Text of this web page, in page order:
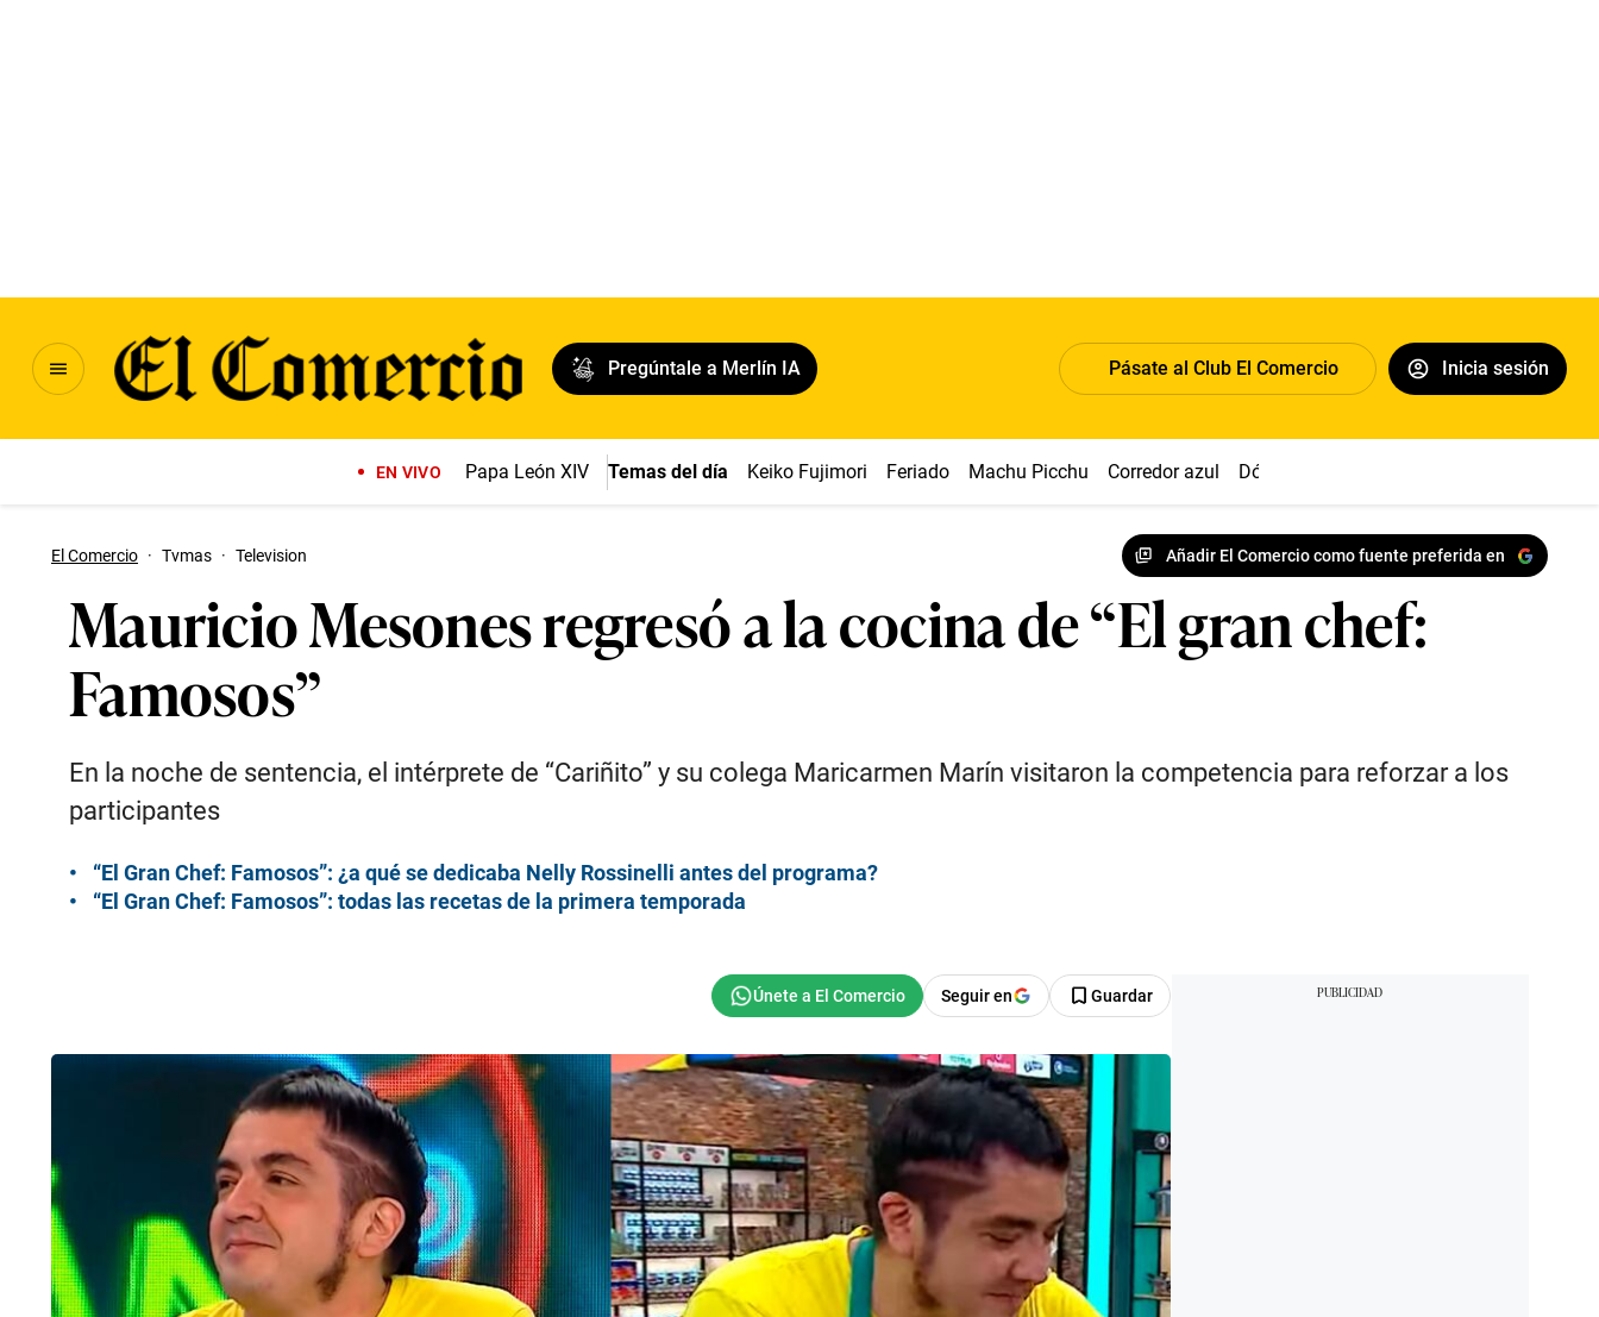
Pregúntale a Merlín IA Pásate al Club El Comercio Inicia sesión
EN VIVO Papa León XIV Temas del día Keiko Fujimori Feriado Machu Picchu Corredor azul Dólar
El Comercio · Tvmas · Television Añadir El Comercio como fuente preferida en
Mauricio Mesones regresó a la cocina de “El gran chef:
Famosos”
En la noche de sentencia, el intérprete de “Cariñito” y su colega Maricarmen Marín visitaron la competencia para reforzar a los
participantes
“El Gran Chef: Famosos”: ¿a qué se dedicaba Nelly Rossinelli antes del programa?
“El Gran Chef: Famosos”: todas las recetas de la primera temporada
Seguir en Guardar